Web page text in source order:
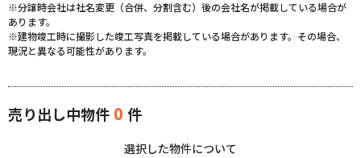
※分譲時会社は社名変更（合併、分割含む）後の会社名が掲載している場合が
あります。
※建物竣工時に撮影した竣工写真を掲載している場合があります。その場合、
現況と異なる可能性があります。
売り出し中物件 0 件
選択した物件について